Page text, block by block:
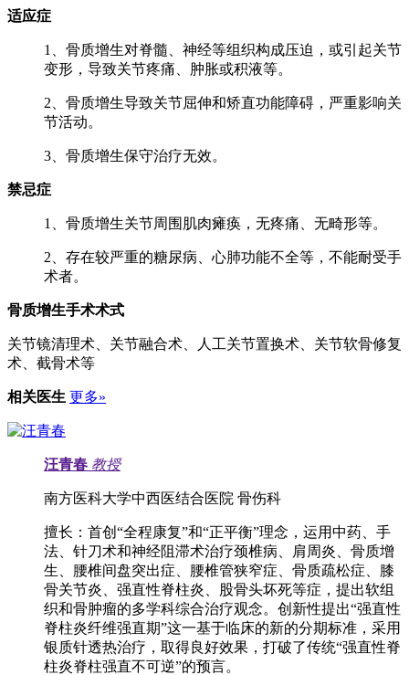
适应症
1、骨质增生对脊髓、神经等组织构成压迫，或引起关节
变形，导致关节疼痛、肿胀或积液等。
2、骨质增生导致关节屈伸和矫直功能障碍，严重影响关
节活动。
3、骨质增生保守治疗无效。
禁忌症
1、骨质增生关节周围肌肉瘫痪，无疼痛、无畸形等。
2、存在较严重的糖尿病、心肺功能不全等，不能耐受手
术者。
骨质增生手术术式
关节镜清理术、关节融合术、人工关节置换术、关节软骨修复
术、截骨术等
相关医生 更多»
汪青春 教授
南方医科大学中西医结合医院 骨伤科
擅长： 首创“全程康复”和“正平衡”理念，运用中药、手
法、针刀术和神经阻滞术治疗颈椎病、肩周炎、骨质增
生、腰椎间盘突出症、腰椎管狭窄症、骨质疏松症、膝
骨关节炎、强直性脊柱炎、股骨头坏死等症，提出软组
织和骨肿瘤的多学科综合治疗观念。创新性提出“强直性
脊柱炎纤维强直期”这一基于临床的新的分期标准，采用
银质针透热治疗，取得良好效果，打破了传统“强直性脊
柱炎脊柱强直不可逆”的预言。